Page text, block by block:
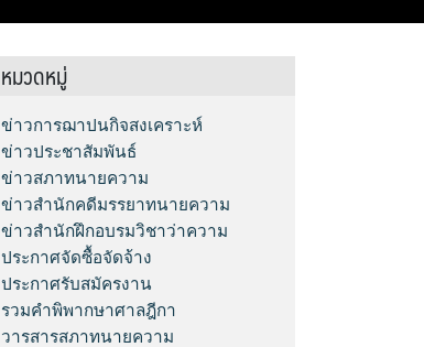
หมวดหมู่
ข่าวการฌาปนกิจสงเคราะห์
ข่าวประชาสัมพันธ์
ข่าวสภาทนายความ
ข่าวสำนักคดีมรรยาทนายความ
ข่าวสำนักฝึกอบรมวิชาว่าความ
ประกาศจัดซื้อจัดจ้าง
ประกาศรับสมัครงาน
รวมคำพิพากษาศาลฎีกา
วารสารสภาทนายความ